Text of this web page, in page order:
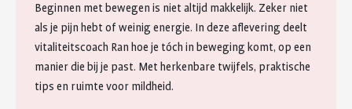
Beginnen met bewegen is niet altijd makkelijk. Zeker niet
als je pijn hebt of weinig energie. In deze aflevering deelt
vitaliteitscoach Ran hoe je tóch in beweging komt, op een
manier die bij je past. Met herkenbare twijfels, praktische
tips en ruimte voor mildheid.